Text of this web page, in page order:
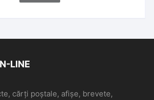
LINE
cărți poștale, afișe, brevete,